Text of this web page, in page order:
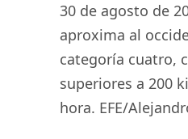
30 de agosto de
aproxima al
categoría cuatro,
superiores a 200
hora. EFE/